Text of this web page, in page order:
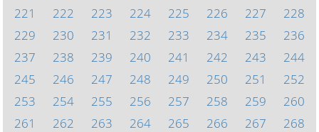
221
222 223 224 225 226 227
228
229
230 231 232 233 234 235
236
237
238 239 240 241 242 243
244
245
246 247 248 249 250 251
252
253
254 255 256 257 258 259
260
261
262 263 264 265 266 267
268